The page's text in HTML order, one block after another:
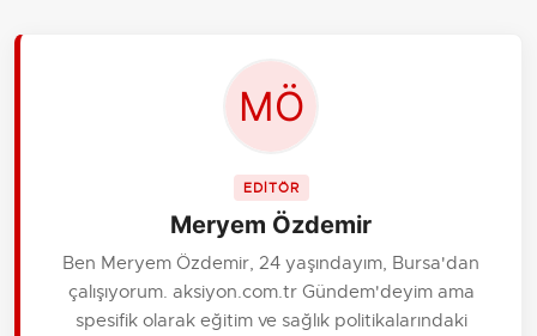
EDİTÖR
Meryem Özdemir
Ben Meryem Özdemir, 24 yaşındayım, Bursa'dan
çalışıyorum. aksiyon.com.tr Gündem'deyim ama
spesifik olarak eğitim ve sağlık politikalarındaki